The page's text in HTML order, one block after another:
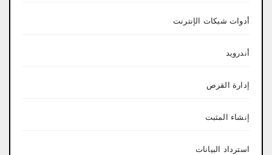
أدوات شبكات الإنترنت
أندرويد
إدارة القرص
إنشاء المثبت
استرداد البيانات